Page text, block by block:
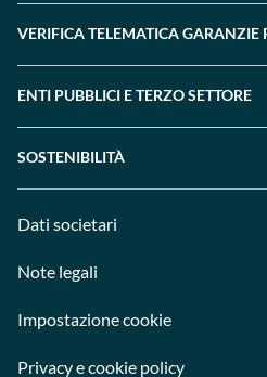
VERIFICA TELEMATICA GARANZIE
ENTI PUBBLICI E TERZO SETTORE
SOSTENIBILITÀ
Dati societari
Note legali
Impostazione cookie
Privacy e cookie policy